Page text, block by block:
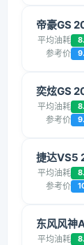
帝豪GS
平均油耗
参考价
奕炫GS
平均油耗
参考价
捷达VS5
平均油耗
参考价
东风风神
平均油耗